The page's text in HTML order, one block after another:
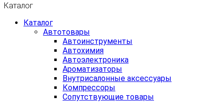
Каталог
Каталог
Автотовары
Автоинструменты
Автохимия
Автоэлектроника
Ароматизаторы
Внутрисалонные аксессуары
Компрессоры
Сопутствующие товары